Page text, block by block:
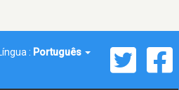
Língua : Português